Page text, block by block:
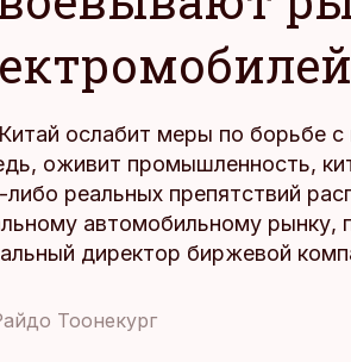
ослабит меры по борьбе
оживит промышленность,
либо реальных препятствий
автомобильному рынку,
директор биржевой
Тоонекург